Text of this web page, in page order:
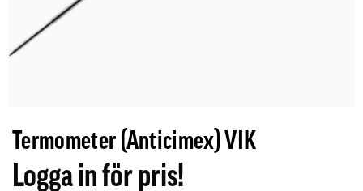
Termometer (Anticimex) VIK
Logga in för pris!